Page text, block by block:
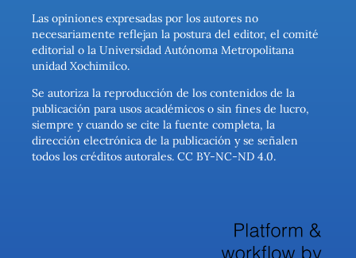
Las opiniones expresadas por los autores no
necesariamente reflejan la postura del editor, el comité
editorial o la Universidad Autónoma Metropolitana
unidad Xochimilco.
Se autoriza la reproducción de los contenidos de la
publicación para usos académicos o sin fines de lucro,
siempre y cuando se cite la fuente completa, la
dirección electrónica de la publicación y se señalen
todos los créditos autorales. CC BY-NC-ND 4.0.